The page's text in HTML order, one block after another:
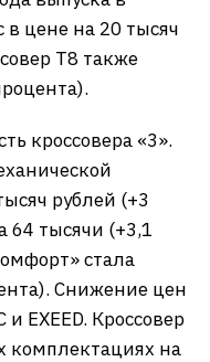
цене на 20 тысяч
T8 также
кроссовера «3».
рублей (+3
64 тысячи (+3,1
стала
Снижение цен
и EXEED. Кроссовер
комплектациях на